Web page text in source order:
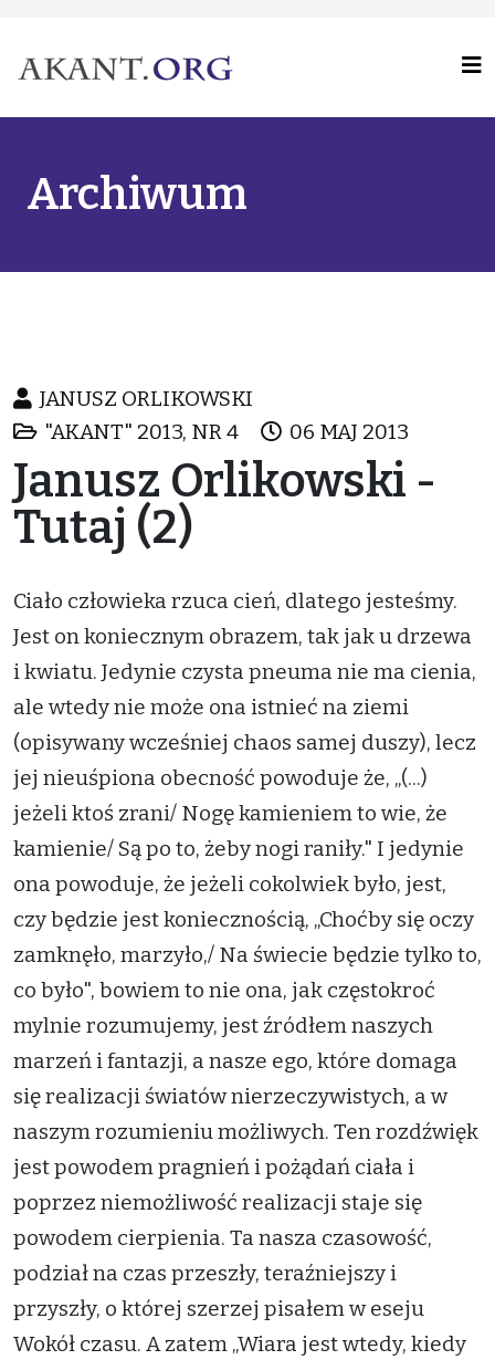
Archiwum
JANUSZ ORLIKOWSKI
"AKANT" 2013, NR 4
06 MAJ 2013
Janusz Orlikowski -
Tutaj (2)
Ciało człowieka rzuca cień, dlatego jesteśmy.
Jest on koniecznym obrazem, tak jak u drzewa
i kwiatu. Jedynie czysta pneuma nie ma cienia,
ale wtedy nie może ona istnieć na ziemi
(opisywany wcześniej chaos samej duszy), lecz
jej nieuśpiona obecność powoduje że, „(...)
jeżeli ktoś zrani/ Nogę kamieniem to wie, że
kamienie/ Są po to, żeby nogi raniły." I jedynie
ona powoduje, że jeżeli cokolwiek było, jest,
czy będzie jest koniecznością, „Choćby się oczy
zamknęło, marzyło,/ Na świecie będzie tylko to,
co było", bowiem to nie ona, jak częstokroć
mylnie rozumujemy, jest źródłem naszych
marzeń i fantazji, a nasze ego, które domaga
się realizacji światów nierzeczywistych, a w
naszym rozumieniu możliwych. Ten rozdźwięk
jest powodem pragnień i pożądań ciała i
poprzez niemożliwość realizacji staje się
powodem cierpienia. Ta nasza czasowość,
podział na czas przeszły, teraźniejszy i
przyszły, o której szerzej pisałem w eseju
Wokół czasu. A zatem „Wiara jest wtedy, kiedy